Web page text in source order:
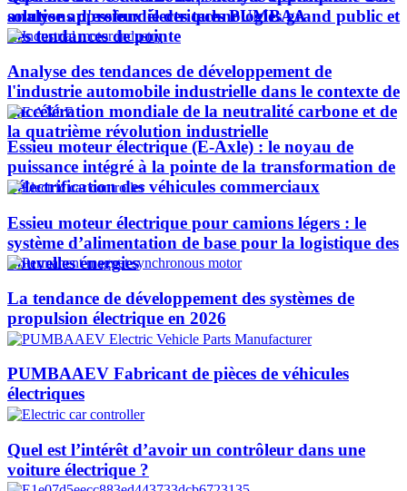
solutions d'essieux électriques PUMBAA
analyse approfondie des technologies grand public et
des tendances de pointe
Analyse des tendances de développement de
l'industrie automobile industrielle dans le contexte de
l'accélération mondiale de la neutralité carbone et de
la quatrième révolution industrielle
Essieu moteur électrique (E-Axle) : le noyau de
puissance intégré à la pointe de la transformation de
l’électrification des véhicules commerciaux
Essieu moteur électrique pour camions légers : le
système d’alimentation de base pour la logistique des
nouvelles énergies
La tendance de développement des systèmes de
propulsion électrique en 2026
PUMBAAEV Fabricant de pièces de véhicules
électriques
Quel est l’intérêt d’avoir un contrôleur dans une
voiture électrique ?